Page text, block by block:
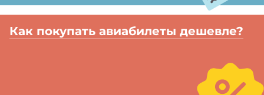
Как покупать авиабилеты дешевле?